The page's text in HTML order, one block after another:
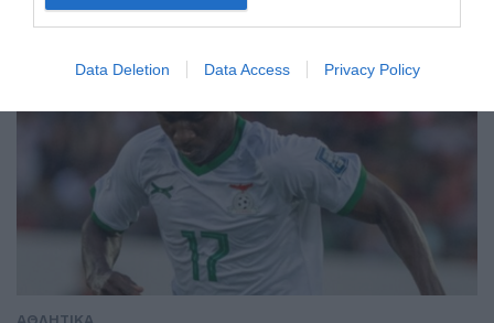
Data Deletion Data Access Privacy Policy